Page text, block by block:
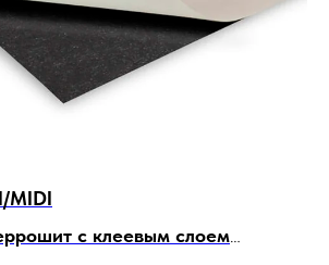
MIDI
с клеевым слоем